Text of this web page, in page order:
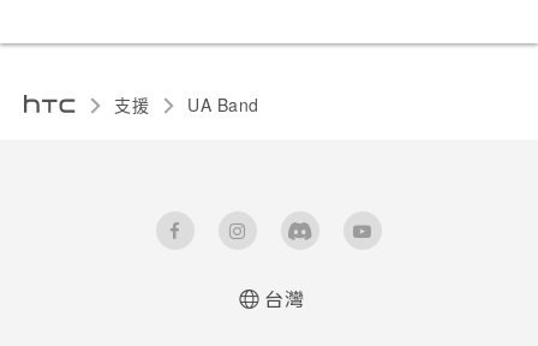
支援 UA Band‎
台灣